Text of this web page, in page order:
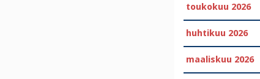
toukokuu 2026
huhtikuu 2026
maaliskuu 2026